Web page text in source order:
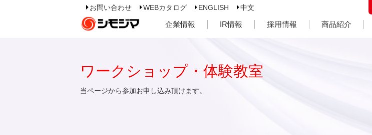
お問い合わせ WEBカタログ ENGLISH 中文
企業情報 IR情報 採用情報 商品紹介
ワークショップ・体験教室
当ページから参加お申し込み頂けます。